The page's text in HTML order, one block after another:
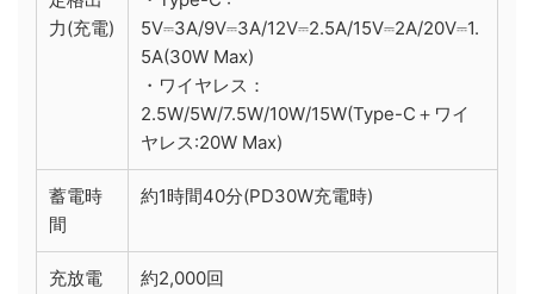
力(充電)
5V⎓3A/9V⎓3A/12V⎓2.5A/15V⎓2A/20V⎓1.
5A(30W Max)
・ワイヤレス：
2.5W/5W/7.5W/10W/15W(Type-C＋ワイ
ヤレス:20W Max)
蓄電時
間
約1時間40分(PD30W充電時)
充放電
約2,000回